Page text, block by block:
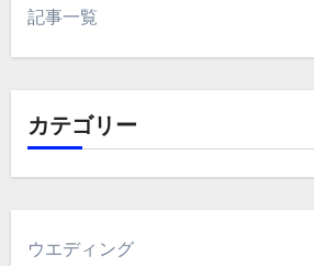
記事一覧
カテゴリー
ウエディング